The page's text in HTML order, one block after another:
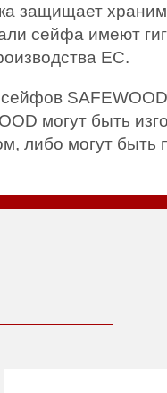
защищает
сейфа имеют
ЕС.
могут быть
либо могут быть